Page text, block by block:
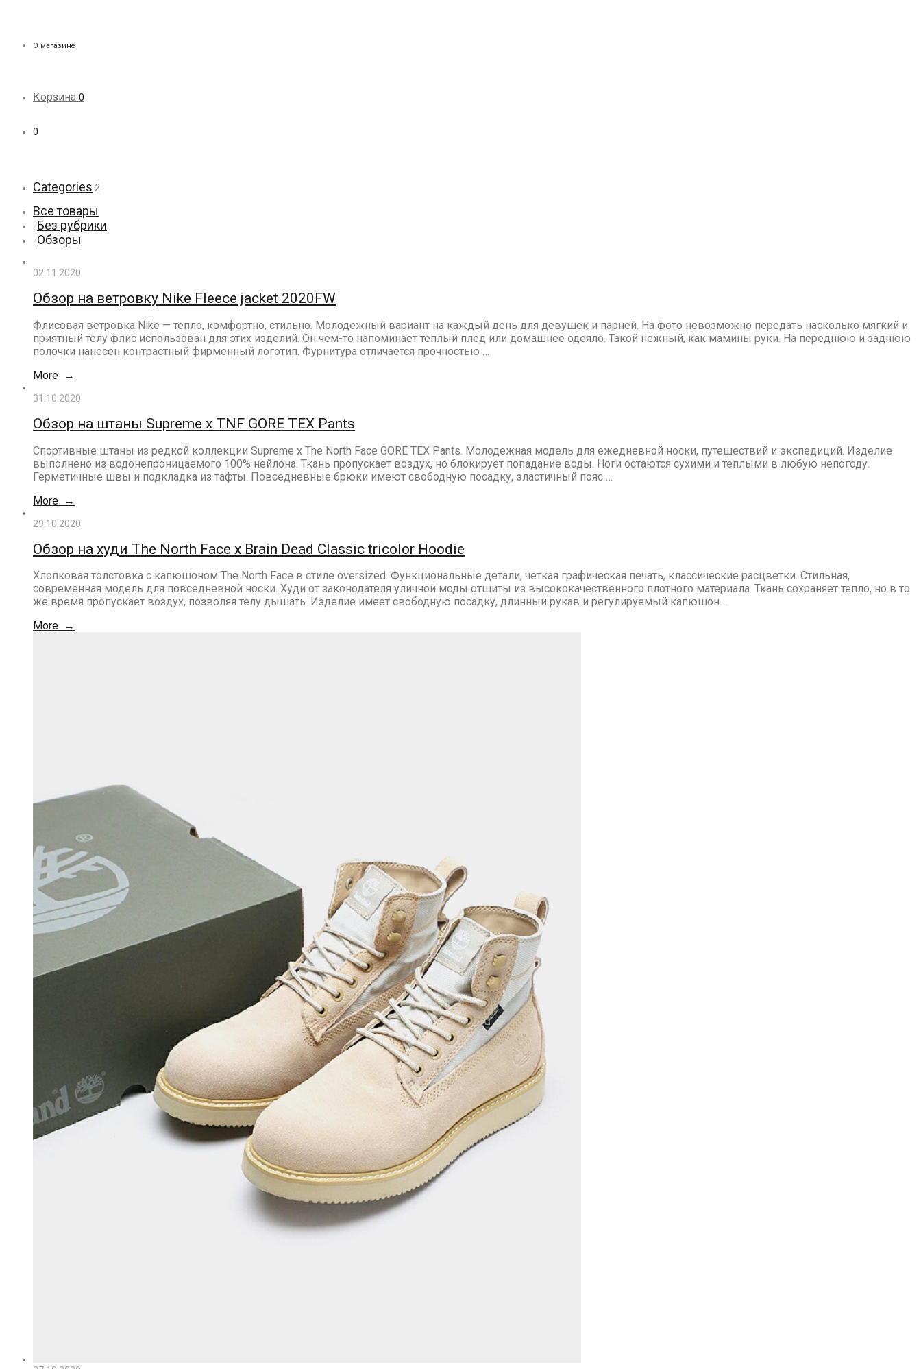
О магазине
Корзина 0
0
Categories 2
Все товары
⁄Без рубрики
⁄Обзоры
02.11.2020
Обзор на ветровку Nike Fleece jacket 2020FW
Флисовая ветровка Nikе — тепло, комфортно, стильно. Молодежный вариант на каждый день для девушек и парней. На фото невозможно передать насколько мягкий и
приятный телу флис использован для этих изделий. Он чем-то напоминает теплый плед или домашнее одеяло. Такой нежный, как мамины руки. На переднюю и заднюю
полочки нанесен контрастный фирменный логотип. Фурнитура отличается прочностью …
More →
31.10.2020
Обзор на штаны Supreme х TNF GORE TEX Pants
Спортивные штаны из редкой коллекции Supreme х The North Face GORE TEX Pants. Молодежная модель для ежедневной носки, путешествий и экспедиций. Изделие
выполнено из водонепроницаемого 100% нейлона. Ткань пропускает воздух, но блокирует попадание воды. Ноги остаются сухими и теплыми в любую непогоду.
Герметичные швы и подкладка из тафты. Повседневные брюки имеют свободную посадку, эластичный пояс …
More →
29.10.2020
Обзор на худи The North Face x Brain Dead Classic tricolor Hoodie
Хлопковая толстовка с капюшоном The North Face в стиле oversized. Функциональные детали, четкая графическая печать, классические расцветки. Стильная,
современная модель для повседневной носки. Худи от законодателя уличной моды отшиты из высококачественного плотного материала. Ткань сохраняет тепло, но в то
же время пропускает воздух, позволяя телу дышать. Изделие имеет свободную посадку, длинный рукав и регулируемый капюшон …
More →